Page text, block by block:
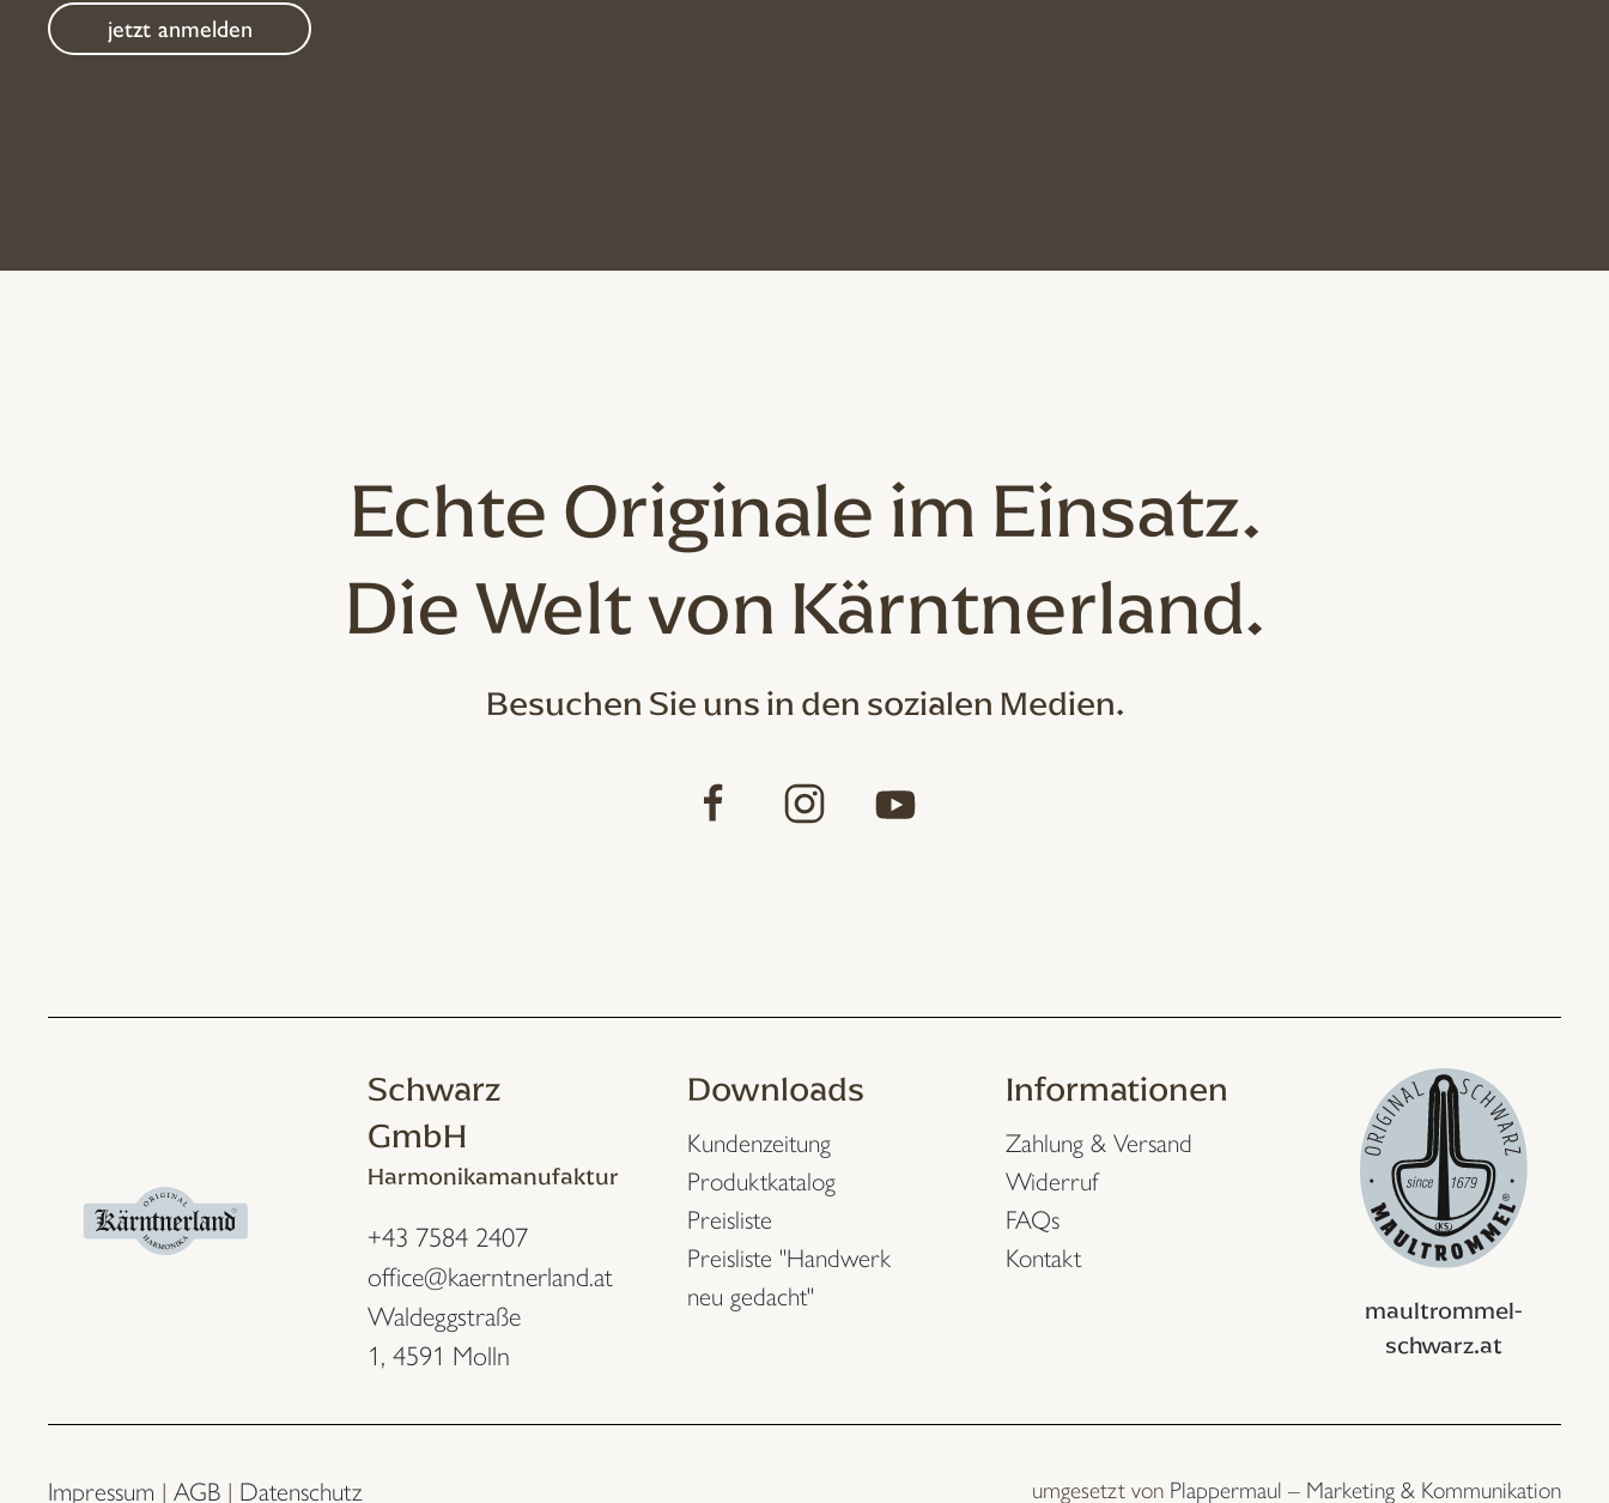
Echte Originale im Einsatz.
Die Welt von Kärntnerland.
Besuchen Sie uns in den sozialen Medien.
Schwarz
GmbH
Harmonikamanufaktur
+43 7584 2407
office@kaerntnerland.at
Waldeggstraße
1, 4591 Molln
Downloads
Kundenzeitung
Produktkatalog
Preisliste
Preisliste "Handwerk
neu gedacht"
Informationen
Zahlung & Versand
Widerruf
FAQs
Kontakt
maultrommel-
schwarz.at
Impressum | AGB | Datenschutz umgesetzt von Plappermaul – Marketing & Kommunikation